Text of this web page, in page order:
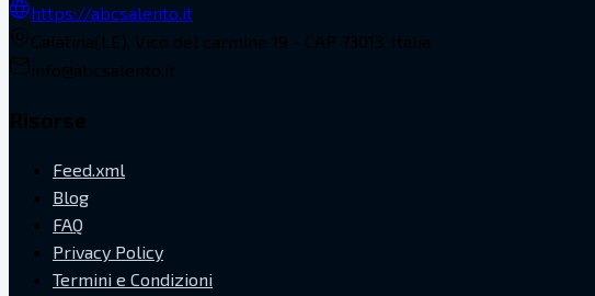
https://abcsalento.it
Feed.xml
Blog
FAQ
Privacy Policy
Termini e Condizioni